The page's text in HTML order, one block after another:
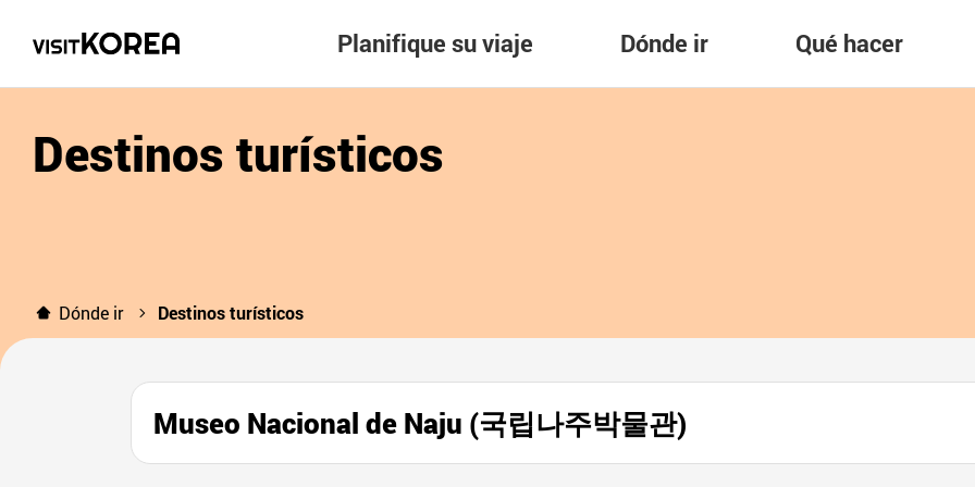
Planifique su viaje Dónde ir Qué hacer
Destinos turísticos
Dónde ir Destinos turísticos
Museo Nacional de Naju (국립나주박물관)